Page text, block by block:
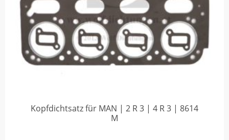
Kopfdichtsatz für MAN | 2 R 3 | 4 R 3 | 8614
M